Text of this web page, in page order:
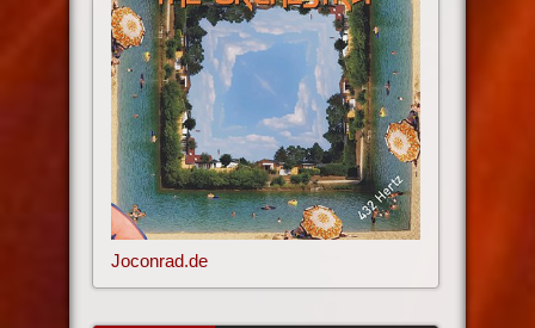
Joconrad.de